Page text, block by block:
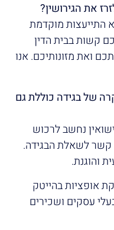
את הגירושין?
התייעצות מוקדמת
קשות בבית הדין
ואת מזונותיכם. אנו
של בגידה כוללת גם
נחשב לרכוש
קשר לשאלת הבגידה.
והוגנת.
אופציות בהייטק
עסקים ושכירים